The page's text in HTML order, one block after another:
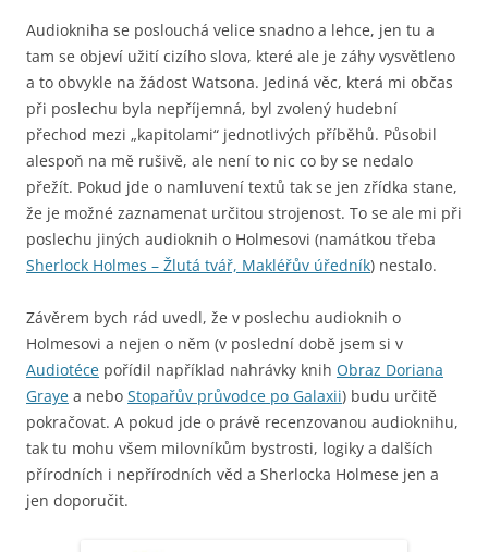
Audiokniha se poslouchá velice snadno a lehce, jen tu a
tam se objeví užití cizího slova, které ale je záhy vysvětleno
a to obvykle na žádost Watsona. Jediná věc, která mi občas
při poslechu byla nepříjemná, byl zvolený hudební
přechod mezi „kapitolami“ jednotlivých příběhů. Působil
alespoň na mě rušivě, ale není to nic co by se nedalo
přežít. Pokud jde o namluvení textů tak se jen zřídka stane,
že je možné zaznamenat určitou strojenost. To se ale mi při
poslechu jiných audioknih o Holmesovi (namátkou třeba
Sherlock Holmes – Žlutá tvář, Makléřův úředník) nestalo.
Závěrem bych rád uvedl, že v poslechu audioknih o
Holmesovi a nejen o něm (v poslední době jsem si v
Audiotéce pořídil například nahrávky knih Obraz Doriana
Graye a nebo Stopařův průvodce po Galaxii) budu určitě
pokračovat. A pokud jde o právě recenzovanou audioknihu,
tak tu mohu všem milovníkům bystrosti, logiky a dalších
přírodních i nepřírodních věd a Sherlocka Holmese jen a
jen doporučit.